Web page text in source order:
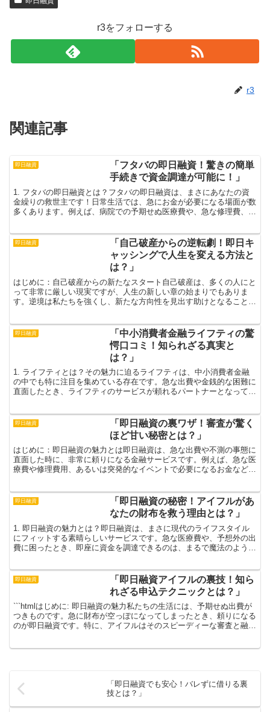
r3をフォローする
r3
関連記事
即日融資
「フタバの即日融資！驚きの簡単
手続きで資金調達が可能に！」
1. フタバの即日融資とは？フタバの即日融資は、まさにあなたの資
金繰りの救世主です！日常生活では、急にお金が必要になる場面が数
多くあります。例えば、病院での予期せぬ医療費や、急な修理費、さ
即日融資
「自己破産からの逆転劇！即日キ
ャッシングで人生を変える方法と
は？」
はじめに：自己破産からの新たなスタート自己破産は、多くの人にと
って非常に厳しい現実ですが、人生の新しい章の始まりでもありま
す。逆境は私たちを強くし、新たな方向性を見出す助けとなることが
即日融資
「中小消費者金融ライフティの驚
愕口コミ！知られざる真実と
は？」
1. ライフティとは？その魅力に迫るライフティは、中小消費者金融
の中でも特に注目を集めている存在です。急な出費や金銭的な困難に
直面したとき、ライフティのサービスが頼れるパートナーとなってく
即日融資
「即日融資の裏ワザ！審査が驚く
ほど甘い秘密とは？」
はじめに：即日融資の魅力とは即日融資は、急な出費や不測の事態に
直面した時に、非常に頼りになる金融サービスです。例えば、急な医
療費や修理費用、あるいは突発的なイベントで必要になるお金など、
即日融資
「即日融資の秘密！アイフルがあ
なたの財布を救う理由とは？」
1. 即日融資の魅力とは？即日融資は、まさに現代のライフスタイル
にフィットする素晴らしいサービスです。急な医療費や、予想外の出
費に困ったとき、即座に資金を調達できるのは、まるで魔法のように
即日融資
「即日融資アイフルの裏技！知ら
れざる申込テクニックとは？」
```htmlはじめに: 即日融資の魅力私たちの生活には、予期せぬ出費が
つきものです。急に財布が空っぽになってしまったとき、頼りになる
のが即日融資です。特に、アイフルはそのスピーディーな審査と融資
「即日融資でも安心！バレずに借りる裏
技とは？」